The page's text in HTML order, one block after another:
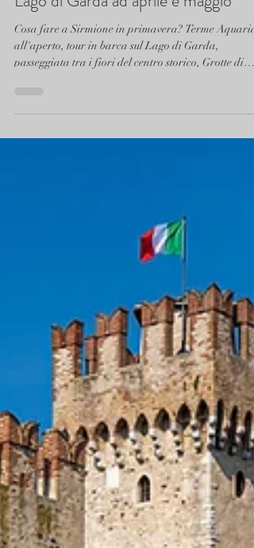
Sirmione in primavera: cosa fare sul
Lago di Garda ad aprile e maggio